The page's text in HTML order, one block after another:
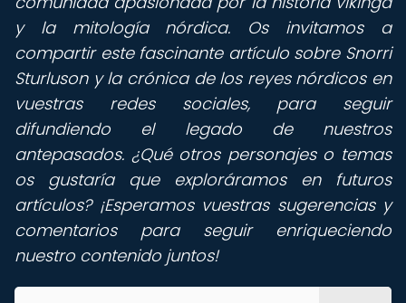
y la mitología nórdica. Os invitamos a
compartir este fascinante artículo sobre Snorri
Sturluson y la crónica de los reyes nórdicos en
vuestras redes sociales, para seguir
difundiendo el legado de nuestros
antepasados. ¿Qué otros personajes o temas
os gustaría que exploráramos en futuros
artículos? ¡Esperamos vuestras sugerencias y
comentarios para seguir enriqueciendo
nuestro contenido juntos!